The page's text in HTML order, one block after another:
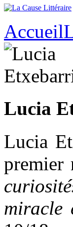
Accueil
Lucia
Lucia
premier
miracle